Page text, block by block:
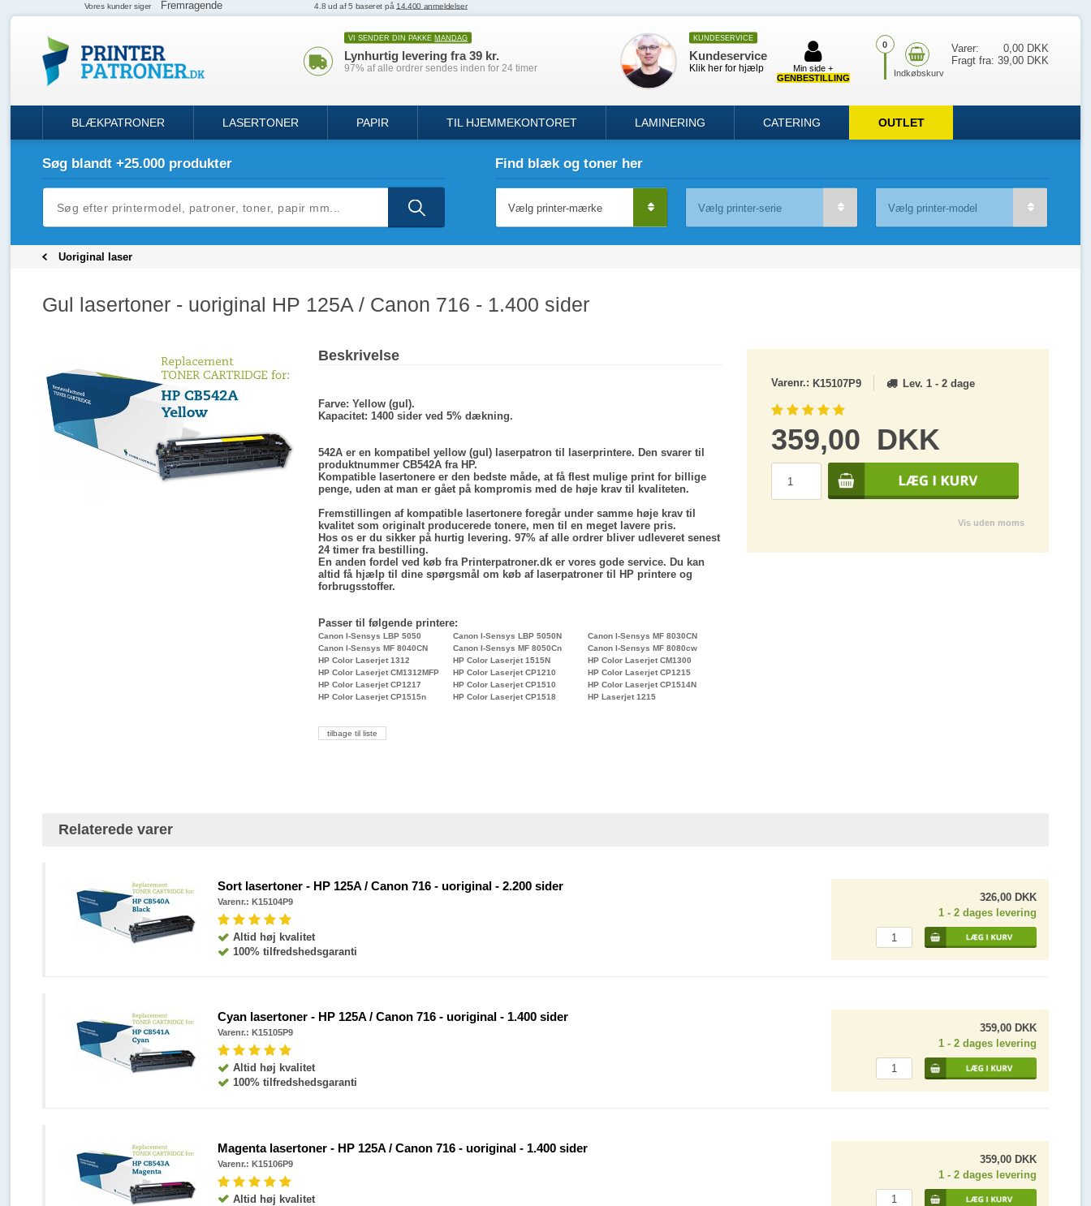
0 Varer:
0,00 DKK
Fragt fra: 39,00 DKK
VI SENDER DIN PAKKE MANDAG
Lynhurtig levering fra 39 kr.
97% af alle ordrer sendes inden for 24 timer
KUNDESERVICE
Kundeservice
Klik her for hjælp
Min side +
GENBESTILLING
BLÆKPATRONER LASERTONER PAPIR TIL HJEMMEKONTORET LAMINERING CATERING OUTLET
Søg blandt +25.000 produkter Find blæk og toner her
Uoriginal laser
Gul lasertoner - uoriginal HP 125A / Canon 716 - 1.400 sider
Beskrivelse
Farve: Yellow (gul).
Kapacitet: 1400 sider ved 5% dækning.
542A er en kompatibel yellow (gul) laserpatron til laserprintere. Den svarer til
produktnummer CB542A fra HP.
Kompatible lasertonere er den bedste måde, at få flest mulige print for billige
penge, uden at man er gået på kompromis med de høje krav til kvaliteten.
Fremstillingen af kompatible lasertonere foregår under samme høje krav til
kvalitet som originalt producerede tonere, men til en meget lavere pris.
Hos os er du sikker på hurtig levering. 97% af alle ordrer bliver udleveret senest
24 timer fra bestilling.
En anden fordel ved køb fra Printerpatroner.dk er vores gode service. Du kan
altid få hjælp til dine spørgsmål om køb af laserpatroner til HP printere og
forbrugsstoffer.
Passer til følgende printere:
Canon I-Sensys LBP 5050 Canon I-Sensys LBP 5050N
Canon I-Sensys MF 8030CN
Canon I-Sensys MF 8040CN
Canon I-Sensys MF 8050Cn
Canon I-Sensys MF 8080cw
HP Color Laserjet 1312
HP Color Laserjet 1515N
HP Color Laserjet CM1300
HP Color Laserjet CM1312MFP
HP Color Laserjet CP1210
HP Color Laserjet CP1215
HP Color Laserjet CP1217
HP Color Laserjet CP1510
HP Color Laserjet CP1514N
HP Color Laserjet CP1515n
HP Color Laserjet CP1518 HP Laserjet 1215
tilbage til liste
Varenr.: K15107P9 Lev. 1 - 2 dage
359,00 DKK
Vis uden moms
Relaterede varer
Sort lasertoner - HP 125A / Canon 716 - uoriginal - 2.200 sider
Varenr.:K15104P9
Altid høj kvalitet
100% tilfredshedsgaranti
326,00 DKK
1 - 2 dages levering
Cyan lasertoner - HP 125A / Canon 716 - uoriginal - 1.400 sider
Varenr.: K15105P9
Altid høj kvalitet
100% tilfredshedsgaranti
359,00 DKK
1 - 2 dages levering
Magenta lasertoner - HP 125A / Canon 716 - uoriginal - 1.400 sider
Varenr.:K15106P9
Altid høj kvalitet
359,00 DKK
1 - 2 dages levering